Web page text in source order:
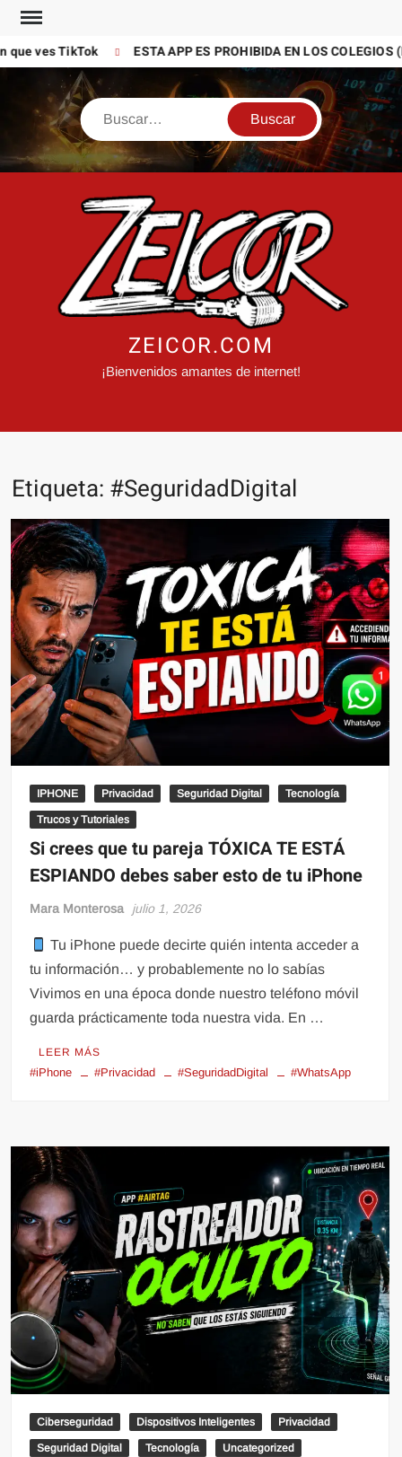
Saltar
contenido
ves TikTok ESTA APP ES PROHIBIDA EN LOS COLEGIOS
Buscar
ZEICOR.COM
¡Bienvenidos amantes de internet!
Etiqueta: #SeguridadDigital
IPHONE Privacidad Seguridad Digital Tecnología
Trucos y Tutoriales
Si crees que tu pareja TÓXICA TE ESTÁ
ESPIANDO debes saber esto de tu iPhone
Mara Monterosa julio 1, 2026
Tu iPhone puede decirte quién intenta acceder a
tu información… y probablemente no lo sabías
Vivimos en una época donde nuestro teléfono móvil
guarda prácticamente toda nuestra vida. En …
LEER MÁS
#iPhone #Privacidad #SeguridadDigital #WhatsApp
Ciberseguridad Dispositivos Inteligentes Privacidad
Seguridad Digital Tecnología Uncategorized